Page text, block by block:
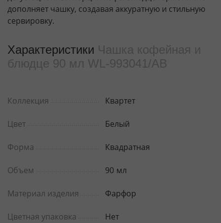
дополняет чашку, создавая аккуратную и стильную
сервировку.
Характеристики Чашка кофейная и
блюдце 90 мл WL‑993041/AB
Коллекция Квартет
Цвет Белый
Форма Квадратная
Объем 90 мл
Материал изделия Фарфор
Цветная упаковка Нет